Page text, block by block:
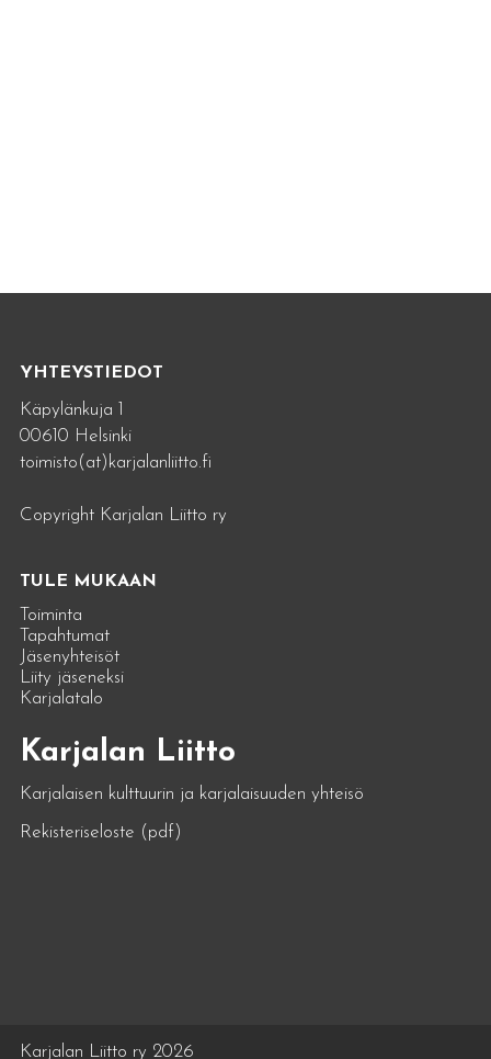
YHTEYSTIEDOT
Käpylänkuja 1
00610 Helsinki
toimisto(at)karjalanliitto.fi
Copyright Karjalan Liitto ry
TULE MUKAAN
Toiminta
Tapahtumat
Jäsenyhteisöt
Liity jäseneksi
Karjalatalo
Karjalan Liitto
Karjalaisen kulttuurin ja karjalaisuuden yhteisö
Rekisteriseloste (pdf)
Karjalan Liitto ry 2026